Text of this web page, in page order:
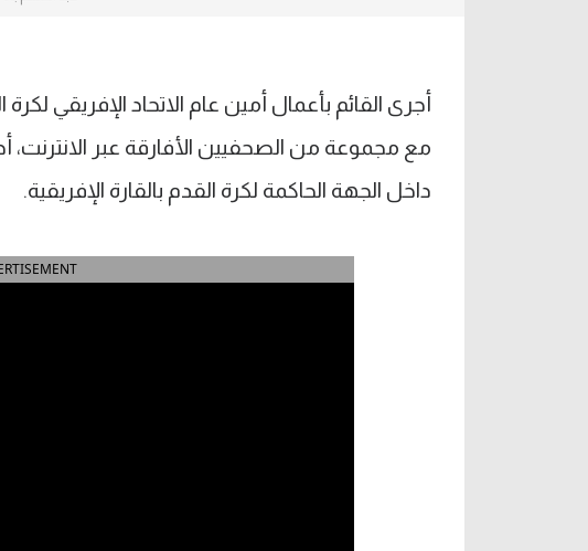
أجرى القائم بأعمال أمين عام الاتحاد الإفريقي لكرة
مع مجموعة من الصحفيين الأفارقة عبر
داخل الجهة الحاكمة لكرة القدم بالقارة الإفريقية.